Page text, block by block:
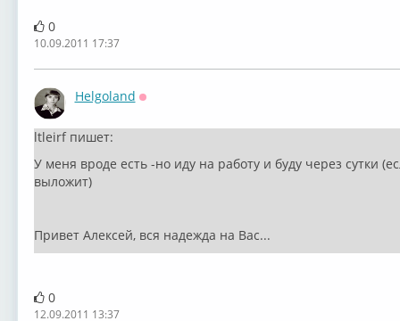
0
10.09.2011 17:37
Helgoland
ltleirf пишет:
У меня вроде есть -но иду на работу и буду через сутки
выложит)
Привет Алексей, вся надежда на Вас...
0
12.09.2011 13:37